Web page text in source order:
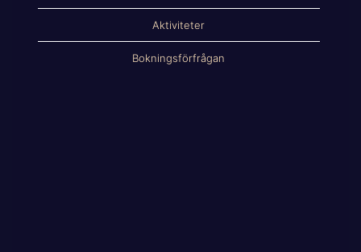
Aktiviteter
Bokningsförfrågan